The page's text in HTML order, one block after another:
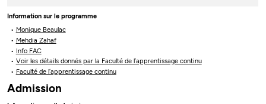
Information sur le programme
Monique Beaulac
Mehdia Zahaf
Info FAC
Voir les détails donnés par la Faculté de l’apprentissage continu
Faculté de l’apprentissage continu
Admission